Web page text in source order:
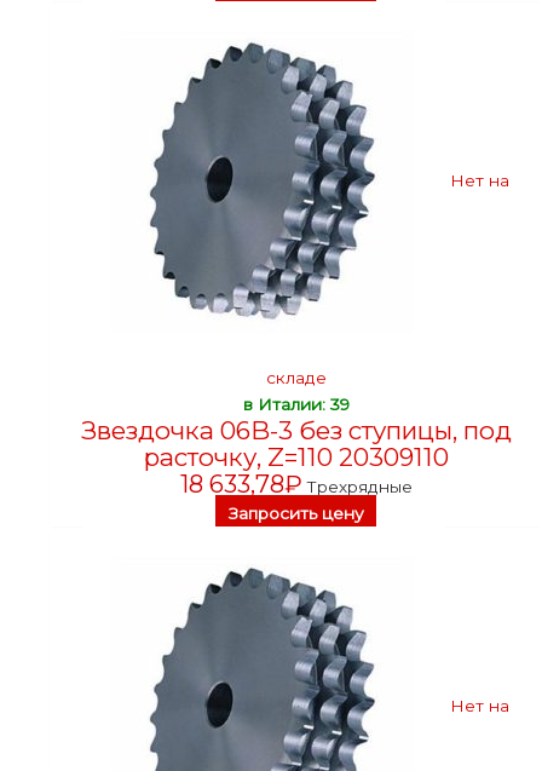
Нет на
складе
в Италии: 39
Звездочка 06B-3 без ступицы, под
расточку, Z=110 20309110
18 633,78₽ Трехрядные
Запросить цену
Нет на